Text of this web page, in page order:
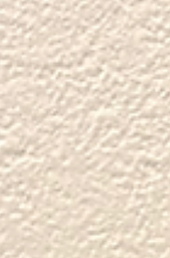
や張りが出やすい人ほど、体がい
に戻ろうとします。 いわゆる「ク
れは気合いで直すものというよ